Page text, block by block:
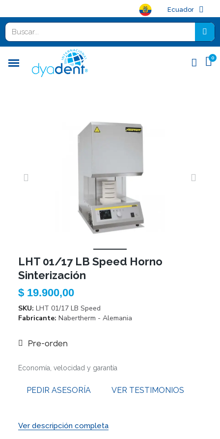
Ecuador
LHT 01/17 LB Speed Horno
Sinterización
SKU LHT 01/17 LB Speed
Fabricante Nabertherm - Alemania
$ 19.900,00
Pre-orden
Economía, velocidad y garantía
PEDIR ASESORÍA VER TESTIMONIOS
Ver descripción completa